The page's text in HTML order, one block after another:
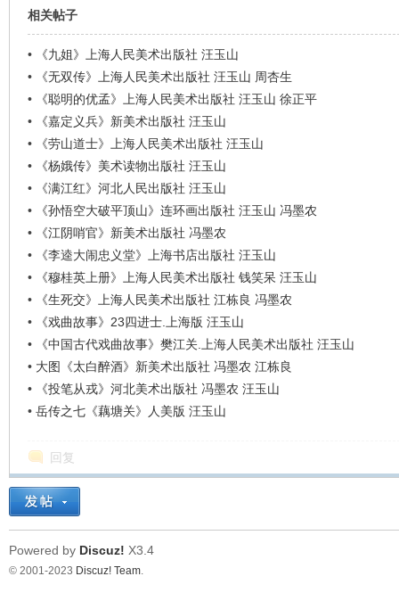
相关帖子
•
《九姐》上海人民美术出版社 汪玉山
•
《无双传》上海人民美术出版社 汪玉山 周杏生
•
《聪明的优孟》上海人民美术出版社 汪玉山 徐正平
•
《嘉定义兵》新美术出版社 汪玉山
•
《劳山道士》上海人民美术出版社 汪玉山
•
《杨娥传》美术读物出版社 汪玉山
•
《满江红》河北人民出版社 汪玉山
•
《孙悟空大破平顶山》连环画出版社 汪玉山 冯墨农
•
《江阴哨官》新美术出版社 冯墨农
•
《李逵大闹忠义堂》上海书店出版社 汪玉山
•
《穆桂英上册》上海人民美术出版社 钱笑呆 汪玉山
•
《生死交》上海人民美术出版社 江栋良 冯墨农
•
《戏曲故事》23四进士.上海版 汪玉山
•
《中国古代戏曲故事》樊江关.上海人民美术出版社 汪玉山
• 大图《太白醉酒》新美术出版社 冯墨农 江栋良
•
《投笔从戎》河北美术出版社 冯墨农 汪玉山
• 岳传之七《藕塘关》人美版 汪玉山
回复
Powered by Discuz! X3.4
© 2001-2023 Discuz! Team.